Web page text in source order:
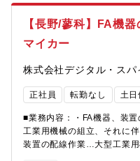
【長野/蓼科】FA機
マイカー
株式会社デジタル・スパ
正社員 転勤なし 土日
■業務内容：・FA機器、装
工業用機械の組立、それに
装置の配線作業…大型工業